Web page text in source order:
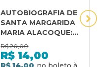
AUTOBIOGRAFIA DE
SANTA MARGARIDA
MARIA ALACOQUE:
SANTA MARGARIDA
MARIA ALACOQUE
R$ 20,00
R$ 14,00